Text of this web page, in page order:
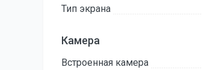
Тип экрана
Камера
Встроенная камера